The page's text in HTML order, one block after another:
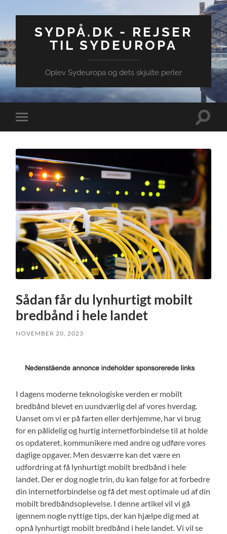
SYDPÅ.DK - REJSER
TIL SYDEUROPA
Oplev Sydeuropa og dets skjulte perler
Toggle
mobile
Toggle
Sådan får du lynhurtigt mobilt
bredbånd i hele landet
NOVEMBER 20, 2023
I dagens moderne teknologiske verden er mobilt
bredbånd blevet en uundværlig del af vores hverdag.
Uanset om vi er på farten eller derhjemme, har vi brug
for en pålidelig og hurtig internetforbindelse til at holde
os opdateret, kommunikere med andre og udføre vores
daglige opgaver. Men desværre kan det være en
udfordring at få lynhurtigt mobilt bredbånd i hele
landet. Der er dog nogle trin, du kan følge for at forbedre
din internetforbindelse og få det mest optimale ud af din
mobilt bredbåndsoplevelse. I denne artikel vil vi gå
igennem nogle nyttige tips, der kan hjælpe dig med at
opnå lynhurtigt mobilt bredbånd i hele landet. Vi vil se